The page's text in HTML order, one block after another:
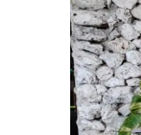
流
れ】
1.1
石垣
空港
→ 小
浜島
まで